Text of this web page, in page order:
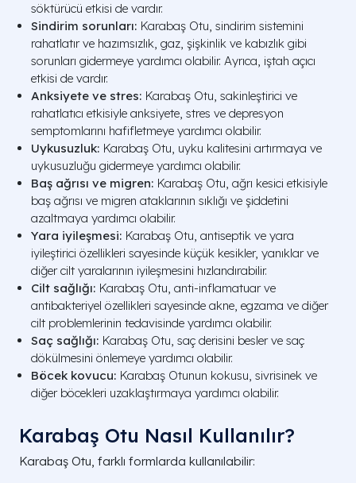
söktürücü etkisi de vardır.
Sindirim sorunları: Karabaş Otu, sindirim sistemini
rahatlatır ve hazımsızlık, gaz, şişkinlik ve kabızlık gibi
sorunları gidermeye yardımcı olabilir. Ayrıca, iştah açıcı
etkisi de vardır.
Anksiyete ve stres: Karabaş Otu, sakinleştirici ve
rahatlatıcı etkisiyle anksiyete, stres ve depresyon
semptomlarını hafifletmeye yardımcı olabilir.
Uykusuzluk: Karabaş Otu, uyku kalitesini artırmaya ve
uykusuzluğu gidermeye yardımcı olabilir.
Baş ağrısı ve migren: Karabaş Otu, ağrı kesici etkisiyle
baş ağrısı ve migren ataklarının sıklığı ve şiddetini
azaltmaya yardımcı olabilir.
Yara iyileşmesi: Karabaş Otu, antiseptik ve yara
iyileştirici özellikleri sayesinde küçük kesikler, yanıklar ve
diğer cilt yaralarının iyileşmesini hızlandırabilir.
Cilt sağlığı: Karabaş Otu, anti-inflamatuar ve
antibakteriyel özellikleri sayesinde akne, egzama ve diğer
cilt problemlerinin tedavisinde yardımcı olabilir.
Saç sağlığı: Karabaş Otu, saç derisini besler ve saç
dökülmesini önlemeye yardımcı olabilir.
Böcek kovucu: Karabaş Otunun kokusu, sivrisinek ve
diğer böcekleri uzaklaştırmaya yardımcı olabilir.
Karabaş Otu Nasıl Kullanılır?
Karabaş Otu, farklı formlarda kullanılabilir: